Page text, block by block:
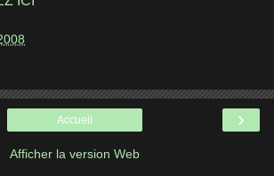
›
Accueil
Afficher la version Web